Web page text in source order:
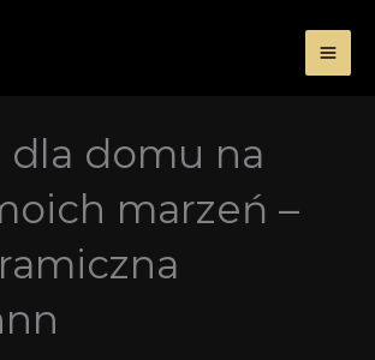
dla domu na
marzeń –